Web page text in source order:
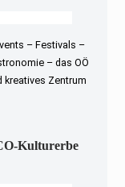
– Festivals –
– das OÖ
kreatives Zentrum
Kulturerbe